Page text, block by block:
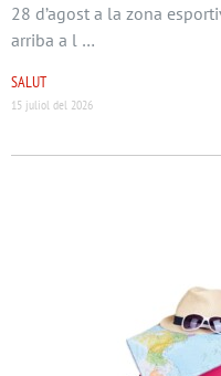
28 d’agost a la zona
arriba a l …
SALUT
15 juliol del 2026